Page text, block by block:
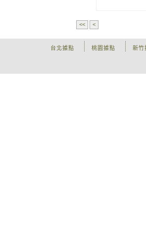
<< <
新竹
桃園據點
台北據點